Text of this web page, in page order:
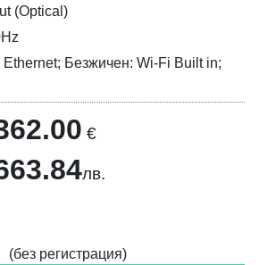
(Optical)
Ethernet; Безжичен: Wi-Fi Built in;
€
лв.
(без регистрация)